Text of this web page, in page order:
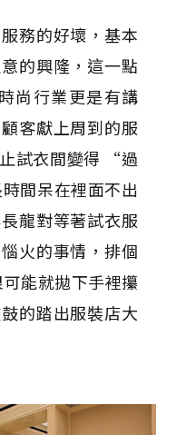
務的好壞，基本
的興隆，這一點
尚行業更是有講
客獻上周到的服
試衣間變得 “過
間呆在裡面不出
龍對等著試衣服
火的事情，排個
能就拋下手裡攥
的踏出服裝店大